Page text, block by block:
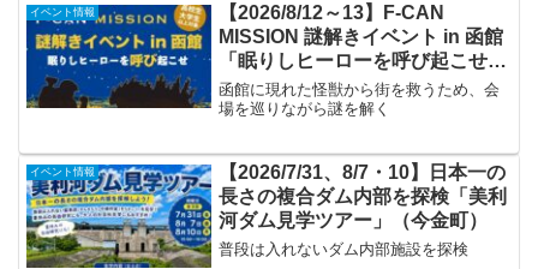
イベント情報
【2026/8/12～13】F-CAN
MISSION 謎解きイベント in 函館
「眠りしヒーローを呼び起こせ」
（北斗市）
函館に現れた怪獣から街を救うため、会
場を巡りながら謎を解く
イベント情報
【2026/7/31、8/7・10】日本一の
長さの複合ダム内部を探検「美利
河ダム見学ツアー」（今金町）
普段は入れないダム内部施設を探検